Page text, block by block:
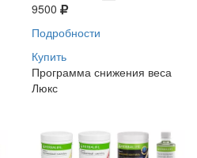
9500
Подробности
Купить
Программа снижения веса
Люкс